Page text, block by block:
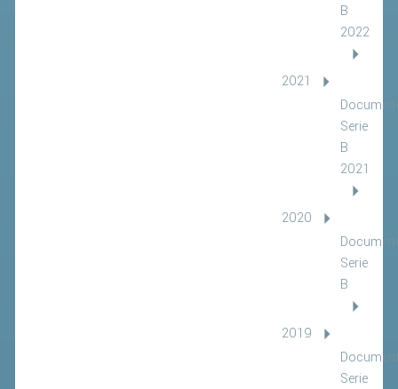
B
2022
2021
Serie
B
2021
2020
Serie
B
2019
Serie